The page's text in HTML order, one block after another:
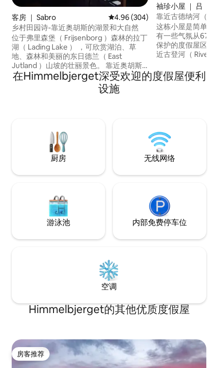
客房 ｜ Sabro 平均评分 4.96 分（满分 5 分），
4.96 (304)
乡村田园诗-靠近奥胡斯的湖景和大自然
位于弗里森堡（ Frijsenborg ）森林的拉丁
湖（ Lading Lake ） ，可欣赏湖泊、草
地、森林和美丽的东日德兰（ East
Jutland ）山坡的壮丽景色。 靠近奥胡斯
（ Aarhus ） -距离市中心约20分钟。 明
亮、新装修、温馨舒适、美味的独立房
源，可供2人入住。 周围环境安静而美丽。
Legoland ）、Den Gamle By in Aarhus、
ARoS、Moesgaard博物馆，以及拥有海滩
和森林的东日德兰（ East Jutland ）美丽
袖珍小屋 ｜ 吕
靠近古德纳河（
块上的小别墅
这栋小屋是简单的
有一些气氛从67
保护的度假屋区域
近古登河（ River
Heather山丘就在附近。 现
件，我们有自己的
在Himmelbjerget深受欢迎的度假屋便利
设施
厨房 无线网络
游泳池 内部免费停车位
空调
Himmelbjerget的其他优质度假屋
房客推荐
房客推荐